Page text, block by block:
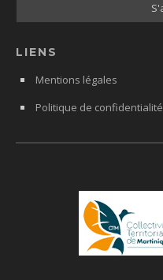
LIENS
Mentions légales
Politique de confidentialité